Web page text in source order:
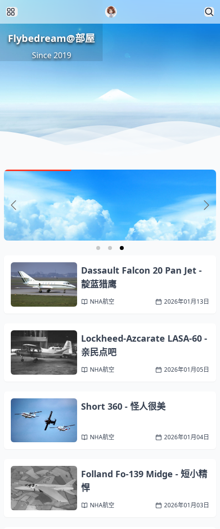
Flybedream@部屋
Since 2019
现已公开！
Dassault Falcon 20 Pan Jet -
靛蓝猎鹰
NHA航空 2026年01月13日
Lockheed-Azcarate LASA-60 -
亲民点吧
NHA航空 2026年01月05日
Short 360 - 怪人很美
NHA航空 2026年01月04日
Folland Fo-139 Midge - 短小精
悍
NHA航空 2026年01月03日